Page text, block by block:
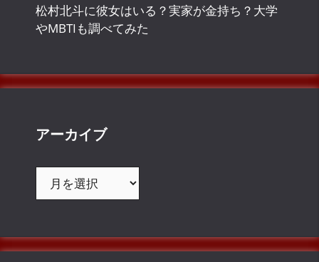
松村北斗に彼女はいる？実家が金持ち？大学
やMBTIも調べてみた
アーカイブ
ブ